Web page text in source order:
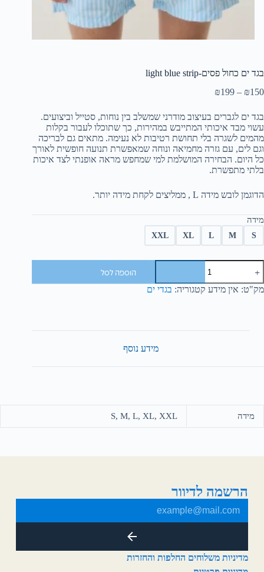
בגד ים כחול פסים-light blue strip
₪150
–
₪199
בגד ים לגברים בעיצוב מודרני שמשלב בין נוחות, סטייל וביצועים.
עשוי מבד איכותי המתייבש במהירות, כך שתוכלו לעבור בקלות
מהמים לשגרה בלי תחושת רטיבות לא נעימה. מתאים גם לבריכה
וגם לים, עם גזרה מחמיאה ונוחה שמאפשרת תנועה חופשית לאורך
כל היום. הבחירה המושלמת למי שמחפש מראה אופנתי לצד איכות
בלתי מתפשרת.
הדוגמן לובש מידה L , ממליצים לקחת מידה יותר.
מידה
S
M
L
XL
XXL
הוספה לסל
מק"ט: אין מידע קטגוריה: בגדי ים
מידע נוסף
מידה S, M, L, XL, XXL
מדיניות משלוחים החלפות והחזרות
הרשמה לדיוור